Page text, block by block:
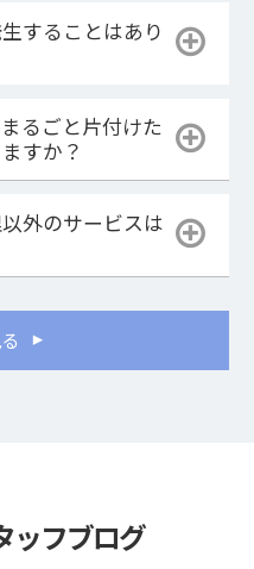
することはあり
るごと片付けた
すか？
外のサービスは
ッフブログ